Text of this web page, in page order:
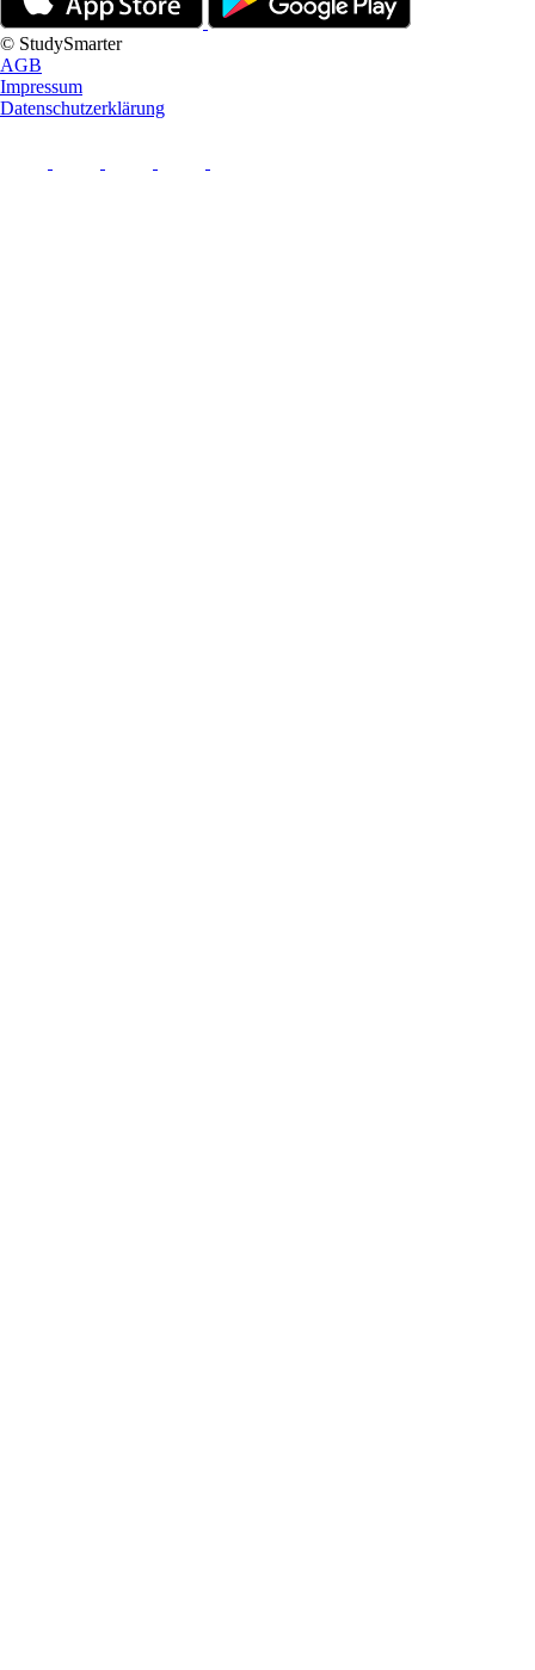
© StudySmarter
AGB
Impressum
Datenschutzerklärung